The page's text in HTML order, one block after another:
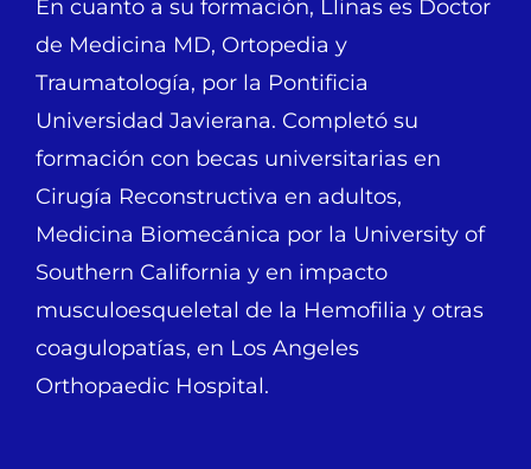
En cuanto a su formación, Llinas es Doctor
de Medicina MD, Ortopedia y
Traumatología, por la Pontificia
Universidad Javierana. Completó su
formación con becas universitarias en
Cirugía Reconstructiva en adultos,
Medicina Biomecánica por la University of
Southern California y en impacto
musculoesqueletal de la Hemofilia y otras
coagulopatías, en Los Angeles
Orthopaedic Hospital.